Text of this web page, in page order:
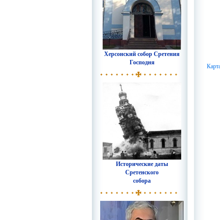
Херсонский собор Сретения
Господня
Исторические даты
Сретенского
собора